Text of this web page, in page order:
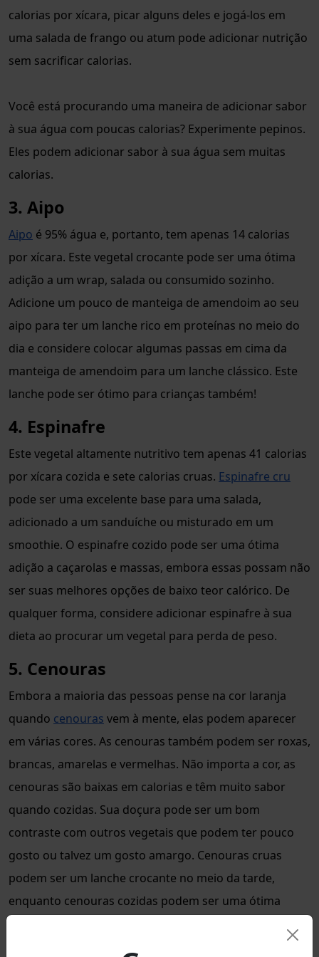
calorias por xícara, picar alguns deles e jogá-los em
uma salada de frango ou atum pode adicionar nutrição
sem sacrificar calorias.
Você está procurando uma maneira de adicionar sabor
à sua água com poucas calorias? Experimente pepinos.
Eles podem adicionar sabor à sua água sem muitas
calorias.
3. Aipo
Aipo é 95% água e, portanto, tem apenas 14 calorias
por xícara. Este vegetal crocante pode ser uma ótima
adição a um wrap, salada ou consumido sozinho.
Adicione um pouco de manteiga de amendoim ao seu
aipo para ter um lanche rico em proteínas no meio do
dia e considere colocar algumas passas em cima da
manteiga de amendoim para um lanche clássico. Este
lanche pode ser ótimo para crianças também!
4. Espinafre
Este vegetal altamente nutritivo tem apenas 41 calorias
por xícara cozida e sete calorias cruas. Espinafre cru
pode ser uma excelente base para uma salada,
adicionado a um sanduíche ou misturado em um
smoothie. O espinafre cozido pode ser uma ótima
adição a caçarolas e massas, embora essas possam não
ser suas melhores opções de baixo teor calórico. De
qualquer forma, considere adicionar espinafre à sua
dieta ao procurar um vegetal para perda de peso.
5. Cenouras
Embora a maioria das pessoas pense na cor laranja
quando cenouras vem à mente, elas podem aparecer
em várias cores. As cenouras também podem ser roxas,
brancas, amarelas e vermelhas. Não importa a cor, as
cenouras são baixas em calorias e têm muito sabor
quando cozidas. Sua doçura pode ser um bom
contraste com outros vegetais que podem ter pouco
gosto ou talvez um gosto amargo. Cenouras cruas
podem ser um lanche crocante no meio da tarde,
enquanto cenouras cozidas podem ser uma ótima